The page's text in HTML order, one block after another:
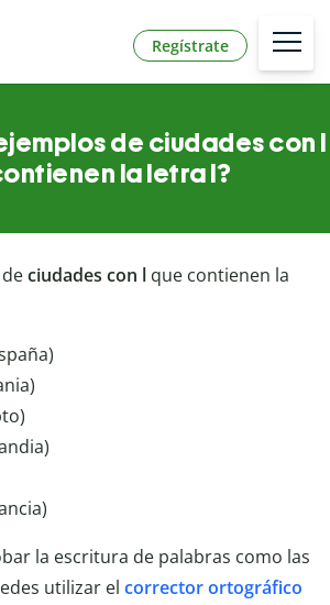
Regístrate
de ciudades con l
la letra l?
ciudades con l que contienen la
la escritura de palabras como las
utilizar el corrector ortográfico